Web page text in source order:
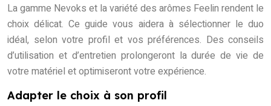
La gamme Nevoks et la variété des arômes Feelin rendent le
choix délicat. Ce guide vous aidera à sélectionner le duo
idéal, selon votre profil et vos préférences. Des conseils
d’utilisation et d’entretien prolongeront la durée de vie de
votre matériel et optimiseront votre expérience.
Adapter le choix à son profil